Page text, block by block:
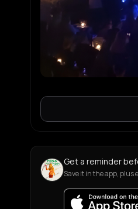
Get a reminder
Save it in the app, plus